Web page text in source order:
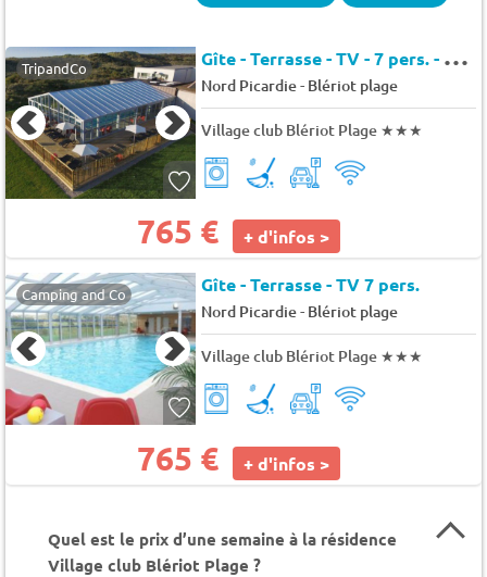
TripandCo G
îte - Terrasse - TV - 7 pers. - 48m2
Nord Picardie- Blériot plage
Village club Blériot Plage ★★★
765 € + d'infos >
Camping and Co Gîte - Terrasse - TV 7 pers.
Nord Picardie- Blériot plage
Village club Blériot Plage ★★★
765 € + d'infos >
Quel est le prix d’une semaine à la résidence
Village club Blériot Plage ?